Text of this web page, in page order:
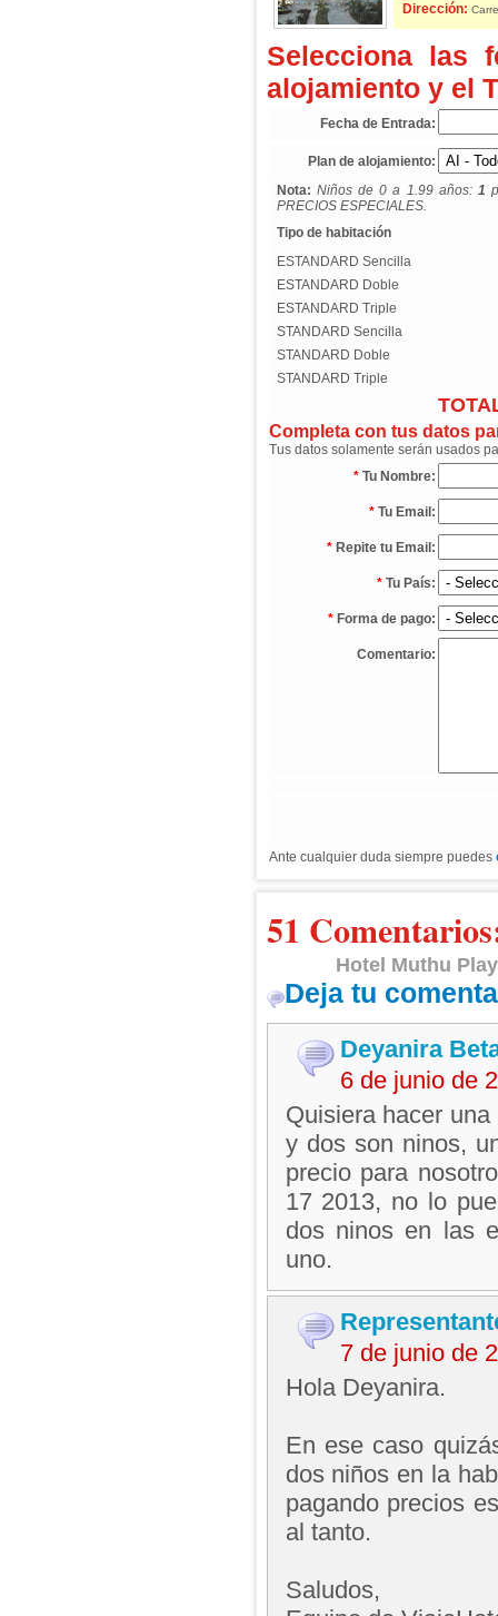
Dirección:
Selecciona las
alojamiento y el
Fecha de Entrada:
Plan de alojamiento:
Nota: Niños de 0 a 1.99 años: 1
PRECIOS ESPECIALES.
Tipo de habitación
ESTANDARD Sencilla
ESTANDARD Doble
ESTANDARD Triple
STANDARD Sencilla
STANDARD Doble
STANDARD Triple
Completa con tus datos
Tus datos solamente serán usados
* Tu Nombre:
* Tu Email:
* Repite tu Email:
* Tu País:
* Forma de pago:
Comentario:
Ante cualquier duda siempre puedes
51
Hotel Muthu
Deja tu
Deyanira
6 de junio de
Quisiera hacer
y dos son ninos,
precio para
17 2013, no lo
dos ninos en las
uno.
7 de junio de
Hola Deyanira.
En ese caso
dos niños en la
pagando precios
al tanto.
Saludos,